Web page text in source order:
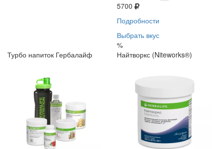
5700
Подробности
Выбрать вкус
%
Турбо напиток Гербалайф
Найтворкс (Niteworks®)